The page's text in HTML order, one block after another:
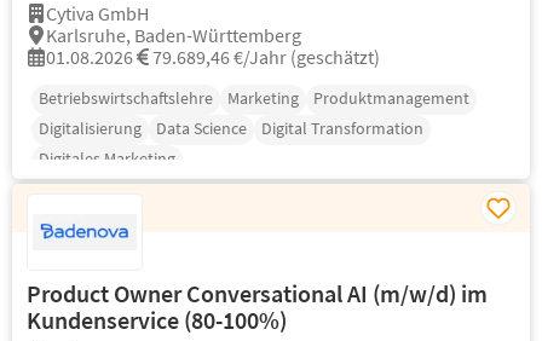
Cytiva GmbH
Karlsruhe, Baden-Württemberg
01.08.2026
79.689,46 €/Jahr (geschätzt)
Betriebswirtschaftslehre Marketing
Produktmanagement
Digitalisierung
Data Science
Digital Transformation
Digitales Marketing
Product Owner Conversational AI (m/w/d) im
Kundenservice (80-100%)